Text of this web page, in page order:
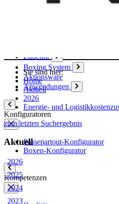
Zubehör
Boxing System
Aktionsware
Anwendungen
Konfiguratoren
Passepartout-Konfigurator
Boxen-Konfigurator
Kompetenzen
Sie sind hier:
Home
Aktuell
2026
Energie- und
zum letzten Suchergebnis
Aktuell
2026
2025
2024
2023